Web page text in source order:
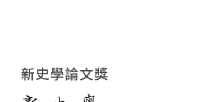
新史學論文獎